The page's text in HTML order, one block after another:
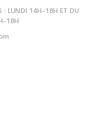
: LUNDI 14H-18H ET DU
18H